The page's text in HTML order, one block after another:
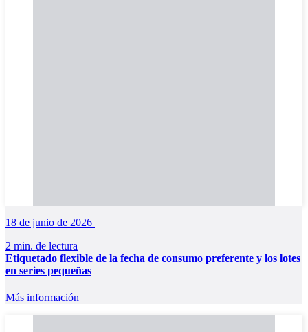
18 de junio de 2026 |
2 min. de lectura
Etiquetado flexible de la fecha de consumo preferente y los lotes
en series pequeñas
Más información